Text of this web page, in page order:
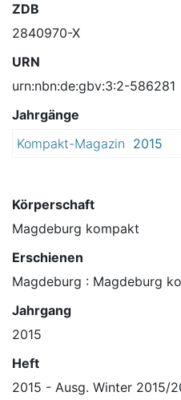
ZDB
2840970-X
URN
urn:nbn:de:gbv:3:2-586281
Jahrgänge
Kompakt-Magazin 2015
Körperschaft
Magdeburg kompakt
Erschienen
Magdeburg : Magdeburg
Jahrgang
2015
Heft
2015 - Ausg. Winter 2015/